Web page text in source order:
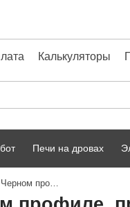
Калькуляторы
Печи на дровах
Дверь DoorWood Хамам в Черном профиле, прозрачное стекло, 200х90 (по коробке)